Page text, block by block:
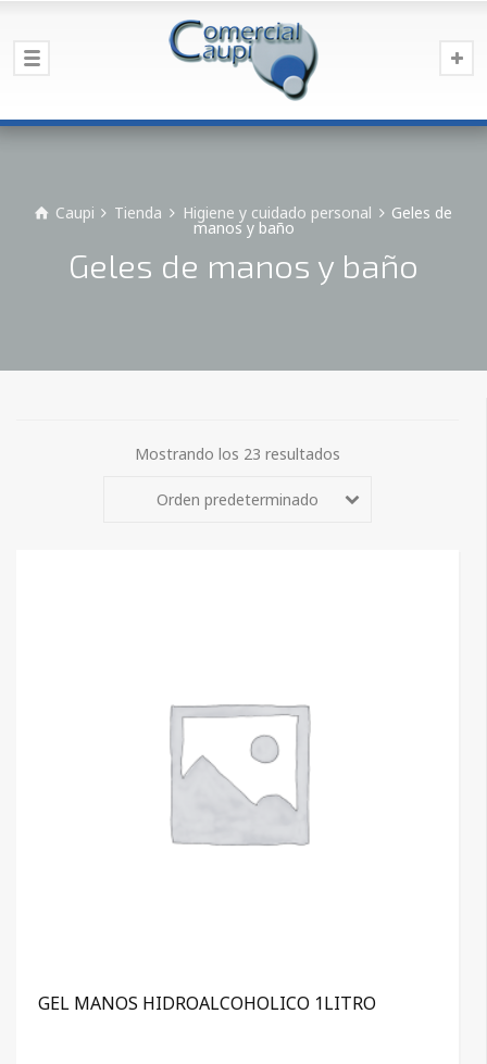
Caupi Tienda Higiene y cuidado personal Geles de
manos y baño
Geles de manos y baño
Mostrando los 23 resultados
Orden predeterminado
GEL MANOS HIDROALCOHOLICO 1LITRO